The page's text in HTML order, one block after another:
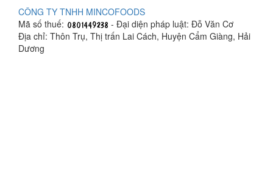
CÔNG TY TNHH MINCOFOODS
Mã số thuế:
- Đại diện pháp luật: Đỗ Văn Cơ
Địa chỉ: Thôn Trụ, Thị trấn Lai Cách, Huyện Cẩm Giàng, Hải
Dương